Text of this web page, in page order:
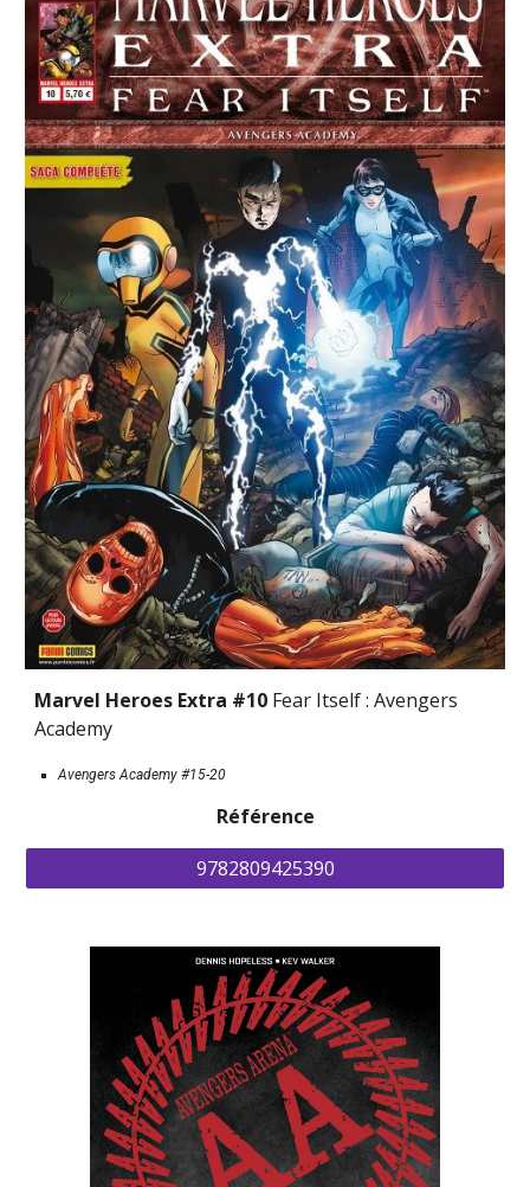
Marvel Heroes Extra #10 Fear Itself : Avengers
Academy
Avengers Academy #15-20
Référence
9782809425390